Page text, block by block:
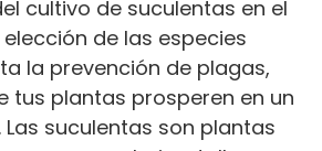
cultivo de suculentas en el
de las especies
la prevención de plagas,
tus plantas prosperen en un
suculentas son plantas